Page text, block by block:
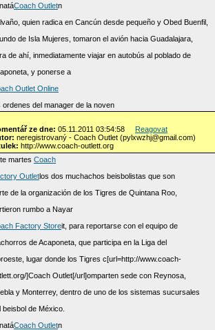
Coach Outletn
quien radica en Cancún desde pequeño y Obed Buenfil,
de Isla Mujeres, tomaron el avión hacia Guadalajara,
de ahí, inmediatamente viajar en autobús al poblado de
y ponerse a
Outlet Online
ordenes del manager de la noven
ze dne: 05.11.2011 03:54:58 Reagovat
neregistrovaný - Coach Outlet (pylxwzhj@gmail.com)
http://www.coach-outlett.org
martes Coach
Outletlos dos muchachos beisbolistas que son
de la organización de los Tigres de Quintana Roo,
rumbo a Nayar
Factory Storeit, para reportarse con el equipo de
de Acaponeta, que participa en la Liga del
lugar donde los Tigres c[url=http://www.coach-
]Coach Outlet[/url]omparten sede con Reynosa,
y Monterrey, dentro de uno de los sistemas sucursales
beisbol de México.
Coach Outletn